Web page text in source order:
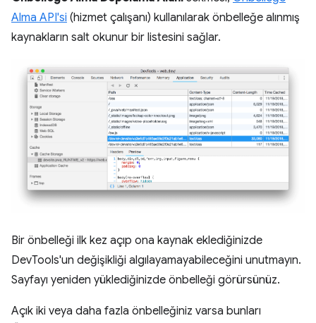
Alma API'si (hizmet çalışanı) kullanılarak önbelleğe alınmış
kaynakların salt okunur bir listesini sağlar.
Bir önbelleği ilk kez açıp ona kaynak eklediğinizde
DevTools'un değişikliği algılayamayabileceğini unutmayın.
Sayfayı yeniden yüklediğinizde önbelleği görürsünüz.
Açık iki veya daha fazla önbelleğiniz varsa bunları